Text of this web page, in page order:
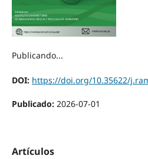
Publicando...
DOI: https://doi.org/10.35622/
Publicado: 2026-07-01
Artículos